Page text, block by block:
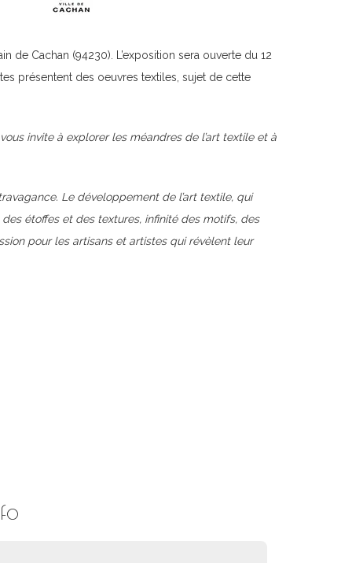
de Cachan (94230). L’exposition sera ouverte du 12
présentent des oeuvres textiles, sujet de cette
invite à explorer les méandres de l’art textile et à
Le développement de l’art textile, qui
étoffes et des textures, infinité des motifs, des
pour les artisans et artistes qui révèlent leur